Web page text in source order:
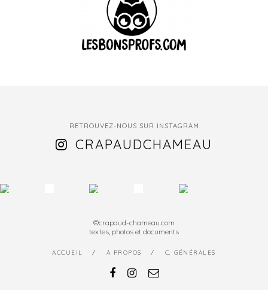
RETROUVEZ-NOUS SUR INSTAGRAM
CRAPAUDCHAMEAU
©crapaud-chameau.com
textes, photos et documents
ACCUEIL À PROPOS C. GÉNÉRALES